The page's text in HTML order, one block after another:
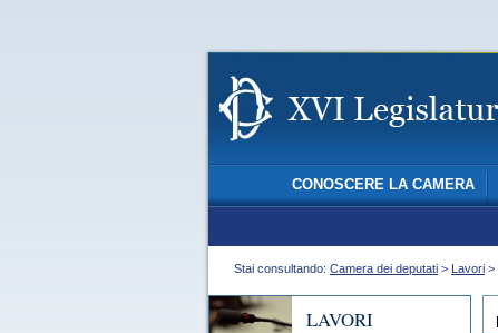
CONOSCERE LA CAMERA
Stai consultando: Camera dei deputati > Lavori >
LAVORI